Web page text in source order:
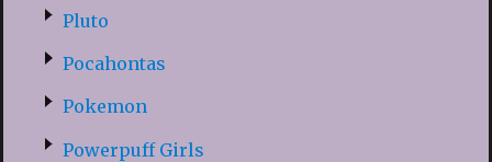
Pluto
Pocahontas
Pokemon
Powerpuff Girls